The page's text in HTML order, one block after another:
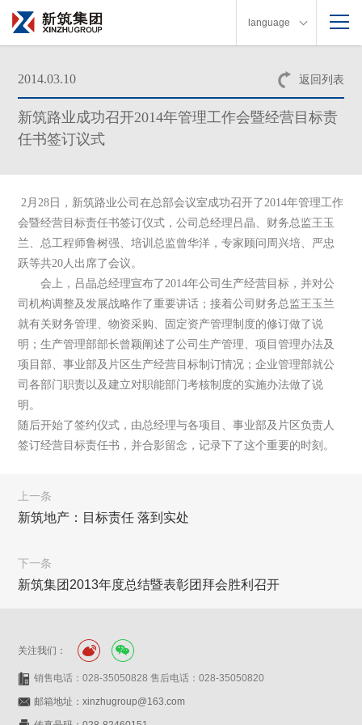
language
返回列表
2014.03.10
新筑路业成功召开2014年管理工作会暨经营目标责
任书签订议式
2月28 日，新筑路业公司在总部会议室成功召开了2014年管理工作
会暨经营目标责任书签订仪式，公司总经理吕晶、财务总监王玉
兰、总工程师鲁树强、培训总监曾华洋，专家顾问周兴培、严忠
跃等共20人出席了会议。
会上，吕晶总经理宣布了2014年公司生产经营目标，并对公
司机构调整及发展战略作了重要讲话；接着公司财务总监王玉兰
就有关财务管理、物资采购、固定资产管理制度的修订做了说
明；生产管理部部长曾颖阐述了公司生产管理、项目管理办法及
项目部、事业部及片区生产经营目标制订情况；企业管理部就公
司各部门职责以及建立对职能部门考核制度的实施办法做了说
明。
随后开始了签约仪式，由总经理与各项目、事业部及片区负责人
签订经营目标责任书，并合影留念，记录下了这个重要的时刻。
上一条
新筑地产：目标责任 落到实处
下一条
新筑集团2013年度总结暨表彰团拜会胜利召开
关注我们：
销售电话：028-35050828 售后电话：028-35050820
邮箱地址：xinzhugroup@163.com